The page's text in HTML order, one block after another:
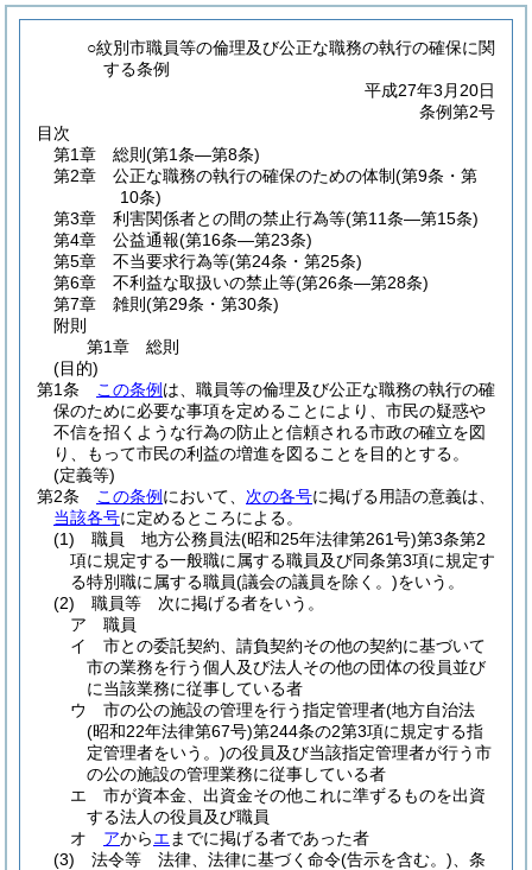
○紋別市職員等の倫理及び公正な職務の執行の確保に関
する条例
平成27年3月20日
条例第2号
目次
第1章
総則 (第1条―第8条)
第2章
公正な職務の執行の確保のための体制(第9条・第
10条)
第3章
利害関係者との間の禁止行為等(第11条―第15条)
第4章
公益通報(第16条―第23条)
第5章
不当要求行為等(第24条・第25条)
第6章
不利益な取扱いの禁止等(第26条―第28条)
第7章
雑則 (第29条・第30条)
附則
第1章
総則
(目的)
第1条
この条例 は、職員等の倫理及び公正な職務の執行の確
保のために必要な事項を定めることにより、市民の疑惑や
不信を招くような行為の防止と信頼される市政の確立を図
り、もって市民の利益の増進を図ることを目的とする。
(定義等)
第2条
この条例 において、 次の各号に掲げる用語の意義は、
当該各号に定めるところによる。
(1)
職員 地方公務員法(昭和25年法律第261号)第3条第2
項に規定する一般職に属する職員及び同条第3項に規定す
る特別職に属する職員(議会の議員を除く。)をいう。
(2)
職員等 次に掲げる者をいう。
ア
職員
イ
市との委託契約、請負契約その他の契約に基づいて
市の業務を行う個人及び法人その他の団体の役員並び
に当該業務に従事している者
ウ
市の公の施設の管理を行う指定管理者(地方自治法
(昭和22年法律第67号)第244条の2第3項に規定する指
定管理者をいう。)の役員及び当該指定管理者が行う市
の公の施設の管理業務に従事している者
エ
市が資本金、出資金その他これに準ずるものを出資
する法人の役員及び職員
オ
アからエ までに掲げる者であった者
(3)
法令等 法律、法律に基づく命令(告示を含む。) 、条